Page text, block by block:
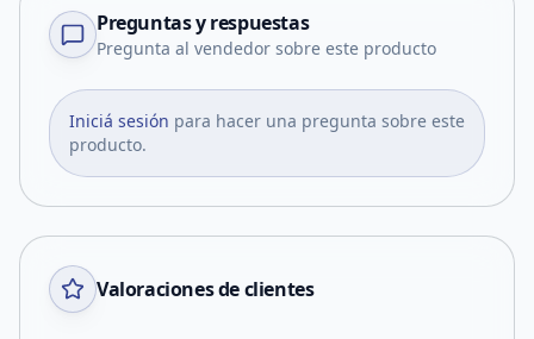
Preguntas y respuestas
Pregunta al vendedor sobre este producto
Iniciá sesión para hacer una pregunta sobre este
producto.
Valoraciones de clientes